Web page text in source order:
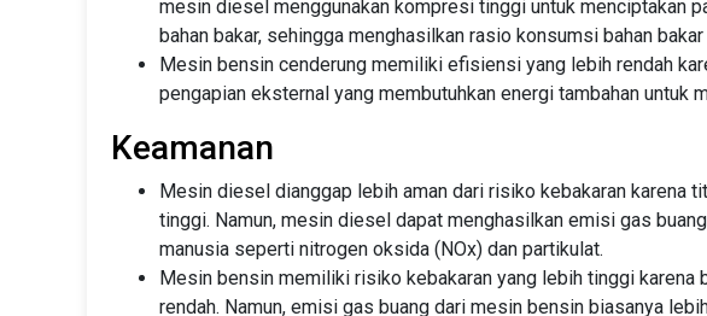
mesin diesel menggunakan kompresi tinggi untuk menciptakan
bahan bakar, sehingga menghasilkan rasio konsumsi bahan
Mesin bensin cenderung memiliki efisiensi yang lebih rendah
pengapian eksternal yang membutuhkan energi tambahan untuk
Keamanan
Mesin diesel dianggap lebih aman dari risiko kebakaran karena
tinggi. Namun, mesin diesel dapat menghasilkan emisi gas
manusia seperti nitrogen oksida (NOx) dan partikulat.
Mesin bensin memiliki risiko kebakaran yang lebih tinggi
rendah. Namun, emisi gas buang dari mesin bensin biasanya